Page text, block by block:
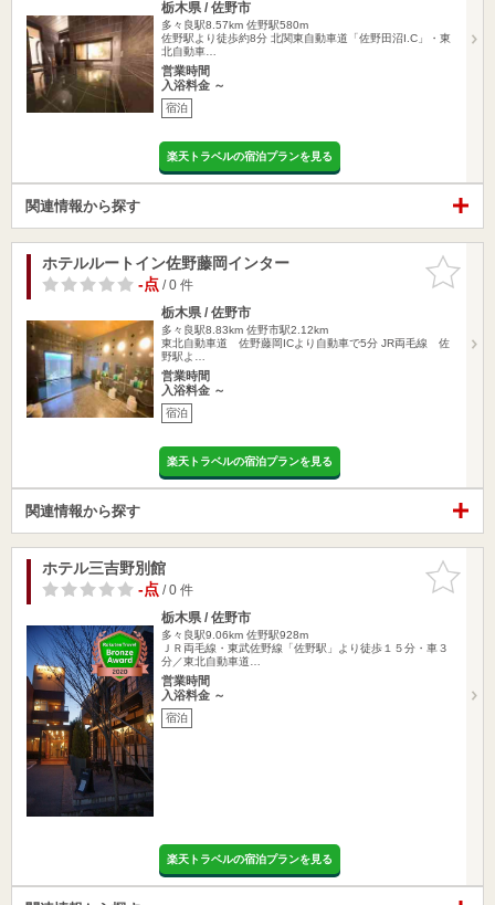
栃木県 / 佐野市
多々良駅8.57km 佐野駅580m
佐野駅より徒歩約8分 北関東自動車道「佐野田沼I.C」・東
北自動車…
営業時間
入浴料金 ～
宿泊
楽天トラベルの宿泊プランを見る
関連情報から探す
お気に入
りに追加
ホテルルートイン佐野藤岡インター
-点/ 0 件
栃木県 / 佐野市
多々良駅8.83km 佐野市駅2.12km
東北自動車道 佐野藤岡ICより自動車で5分 JR両毛線 佐
野駅よ…
営業時間
入浴料金 ～
宿泊
楽天トラベルの宿泊プランを見る
関連情報から探す
お気に入
りに追加
ホテル三吉野別館
-点/ 0 件
栃木県 / 佐野市
多々良駅9.06km 佐野駅928m
ＪＲ両毛線・東武佐野線「佐野駅」より徒歩１５分・車３
分／東北自動車道…
営業時間
入浴料金 ～
宿泊
楽天トラベルの宿泊プランを見る